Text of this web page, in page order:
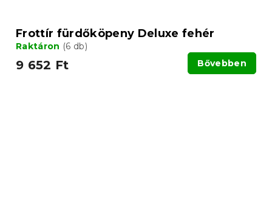
Frottír fürdőköpeny Deluxe fehér
Raktáron (6 db)
9 652 Ft Bővebben